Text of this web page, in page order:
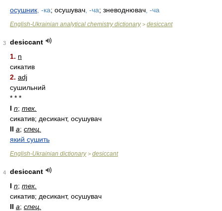
осушник , -ка; осушувач , -ча; зневоднювач , -ча
English-Ukrainian analytical chemistry dictionary> desiccant
3
desiccant
1. n
сикатив
2. adj
сушильний
* * *
I n; тех.
сикатив; десикант, осушувач
II a; спец.
який сушить
English-Ukrainian dictionary> desiccant
4
desiccant
I n; тех.
сикатив; десикант, осушувач
II a; спец.